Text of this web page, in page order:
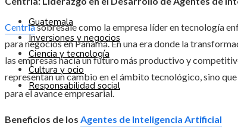
Guatemala
Inversiones y negocios
Ciencia y tecnología
Cultura y ocio
Responsabilidad social
Centriasobresale como la empresa líder en tecnología
para negocios en Panamá. En una era donde la
las empresas hacia un futuro más productivo y
representan un cambio en el ámbito tecnológico, sino
para el avance empresarial.
Beneficios de los Agentes de Inteligencia Artificial